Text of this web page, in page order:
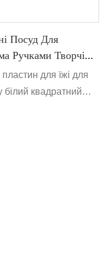
Посуд Для
Ручками Творчі
У Формі Серця У
Стилю У Формі
для їжі для
квадратний